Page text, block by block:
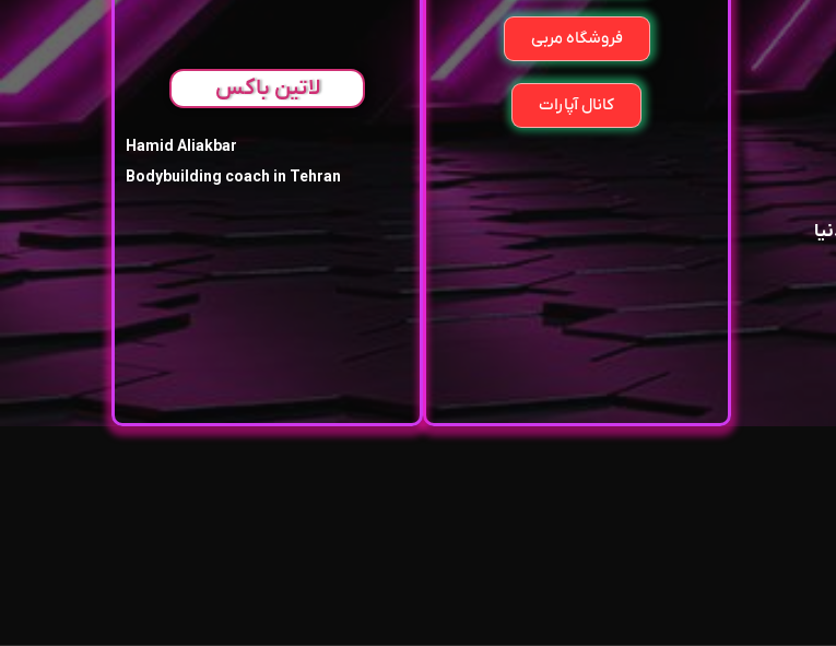
فروشگاه مربی
کانال آپارات
لاتین باکس
Hamid Aliakbar
Bodybuilding coach in Tehran